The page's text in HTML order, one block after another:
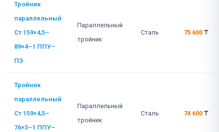
Тройник
параллельный
Ст 159×4,5–
89×4–1 ППУ–
ПЭ
Параллельный
тройник
Сталь 75 600 ₸
Тройник
параллельный
Ст 159×4,5–
76×3–1 ППУ–
Параллельный
тройник
Сталь 74 600 ₸